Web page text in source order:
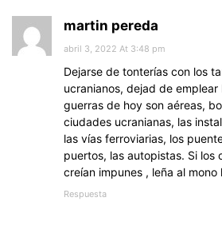
martin pereda
abril 3, 2022 At 3:48 pm
Dejarse de tonterías con los
ucranianos, dejad de emplear
guerras de hoy son aéreas,
ciudades ucranianas, las
las vías ferroviarias, los
puertos, las autopistas. Si los
creían impunes , leña al
Respuesta